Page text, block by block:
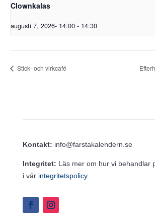
Clownkalas
augusti 7, 2026- 14:00 - 14:30
Stick- och virkcafé
Kontakt: info@farstakalendern.se
Integritet: Läs mer om hur vi behandlar
i vår integritetspolicy.